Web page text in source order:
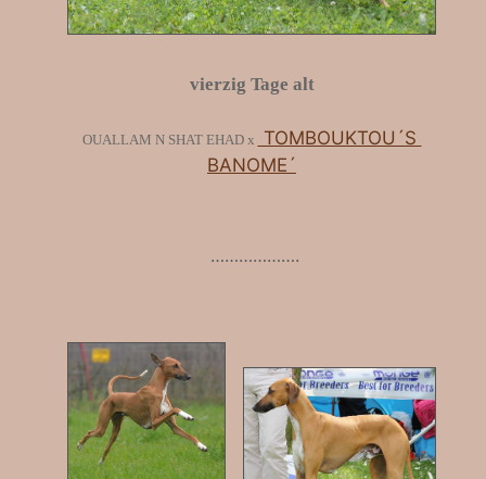
vierzig Tage alt
OUALLAM N SHAT EHAD x TOMBOUKTOU´S
BANOME´
……………….